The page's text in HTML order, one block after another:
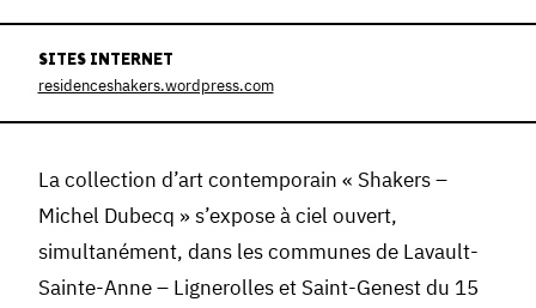
SITES INTERNET
residenceshakers.wordpress.com
La collection d’art contemporain « Shakers –
Michel Dubecq » s’expose à ciel ouvert,
simultanément, dans les communes de Lavault-
Sainte-Anne – Lignerolles et Saint-Genest du 15